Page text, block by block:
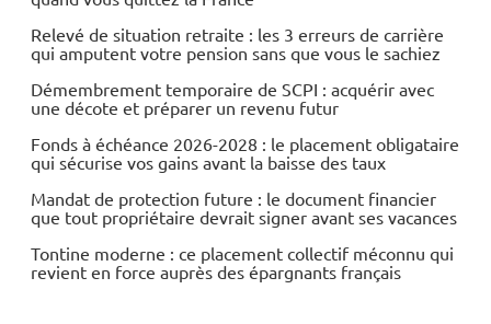
Relevé de situation retraite : les 3 erreurs de carrière
qui amputent votre pension sans que vous le sachiez
Démembrement temporaire de SCPI : acquérir avec
une décote et préparer un revenu futur
Fonds à échéance 2026-2028 : le placement obligataire
qui sécurise vos gains avant la baisse des taux
Mandat de protection future : le document financier
que tout propriétaire devrait signer avant ses vacances
Tontine moderne : ce placement collectif méconnu qui
revient en force auprès des épargnants français